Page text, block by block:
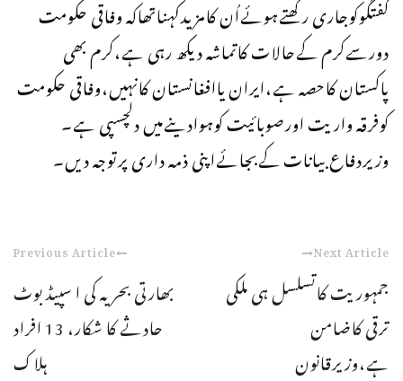
گفتگوکوجاری رکھتےہوئےاُن کامزیدکہناتھاکہ وفاقی حکومت
دورسےکرم کےحالات کاتماشہ دیکھ رہی ہے،کرم بھی
پاکستان کاحصہ ہے،ایران یاافغانستان کانہیں،وفاقی حکومت
کوفرقہ واریت اورصوبائیت کوہوادینےمیں دلچسپی ہے۔
وزیردفاع بیانات کےبجائےاپنی ذمہ داری پرتوجہ دیں۔
Previous Article
بھارتی بحریہ کی ا سپیڈ بوٹ
حادثے کا شکار، 13 افراد
ہلاک
Next Article
جمہوریت کاتسلسل ہی ملکی
ترقی کاضامن
ہے،وزیرقانون